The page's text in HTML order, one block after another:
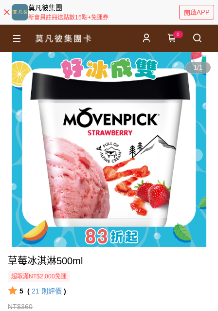
莫凡彼集團
新會員註冊送點數15點+免運券
開啟APP
0
1/1
草莓冰淇淋500ml
超取滿NT$2,000免運
5 ( 21 則評價 )
NT$360